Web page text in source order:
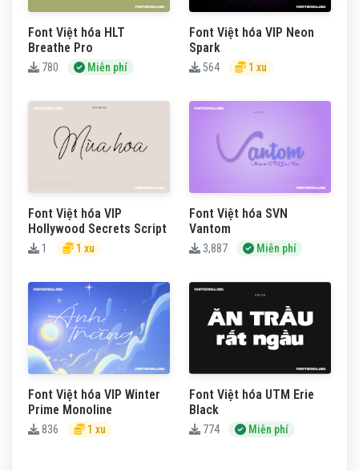
Font Việt hóa HLT
Breathe Pro
780 Miễn phí
Font Việt hóa VIP Neon
Spark
564 1 xu
Font Việt hóa VIP
Hollywood Secrets Script
1 1 xu
Font Việt hóa SVN
Vantom
3,887 Miễn phí
Font Việt hóa VIP Winter
Prime Monoline
836 1 xu
Font Việt hóa UTM Erie
Black
774 Miễn phí